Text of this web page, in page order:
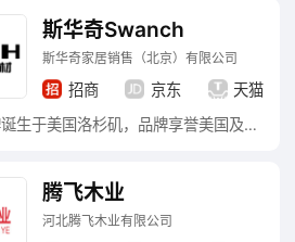
斯华奇Swanch
斯华奇家居销售（北京）有限公司
招商 京东
天猫
2009年斯华奇家居品牌诞生于美国洛杉矶，品牌享誉美国及欧美地区；2014年斯华奇品牌为拓展中国市场，先后投资5000万美元在北京建立了自己的生产研发基地，历经多年的发展，在中国的北部及华北沿海地区早已久负盛名。
腾飞木业
河北腾飞木业有限公司